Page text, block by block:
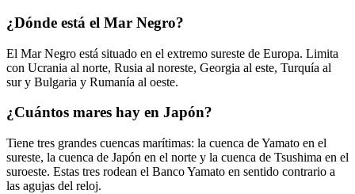
¿Dónde está el Mar Negro?
El Mar Negro está situado en el extremo sureste de Europa. Limita
con Ucrania al norte, Rusia al noreste, Georgia al este, Turquía al
sur y Bulgaria y Rumanía al oeste.
¿Cuántos mares hay en Japón?
Tiene tres grandes cuencas marítimas: la cuenca de Yamato en el
sureste, la cuenca de Japón en el norte y la cuenca de Tsushima en el
suroeste. Estas tres rodean el Banco Yamato en sentido contrario a
las agujas del reloj.